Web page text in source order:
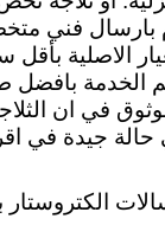
بارسال فني
الاصلية
الخدمة بافضل
في ان
جيدة في
الكتروستار